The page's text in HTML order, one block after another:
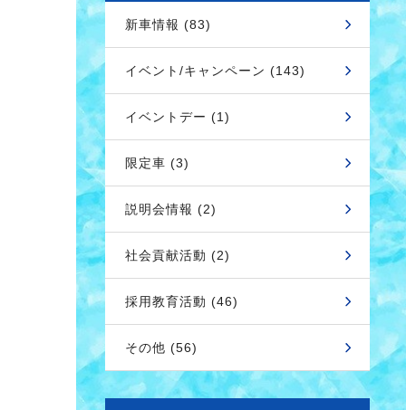
新車情報 (83)
イベント/キャンペーン (143)
イベントデー (1)
限定車 (3)
説明会情報 (2)
社会貢献活動 (2)
採用教育活動 (46)
その他 (56)